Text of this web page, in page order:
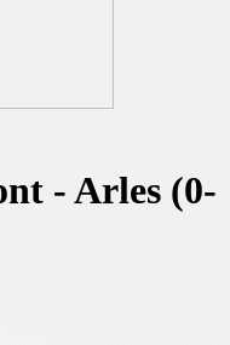
- Arles (0-